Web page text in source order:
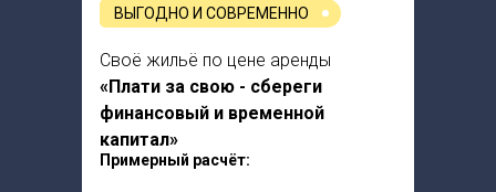
ВЫГОДНО И СОВРЕМЕННО
Своё жильё по цене аренды
«Плати за свою - сбереги
финансовый и временной
капитал»
Примерный расчёт: